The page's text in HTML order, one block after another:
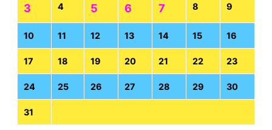
3 4 5 6 7 8 9
10 11 12 13 14 15 16
17 18 19 20 21 22 23
24 25 26 27 28 29 30
31